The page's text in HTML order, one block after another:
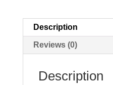
Description
Reviews (0)
Description